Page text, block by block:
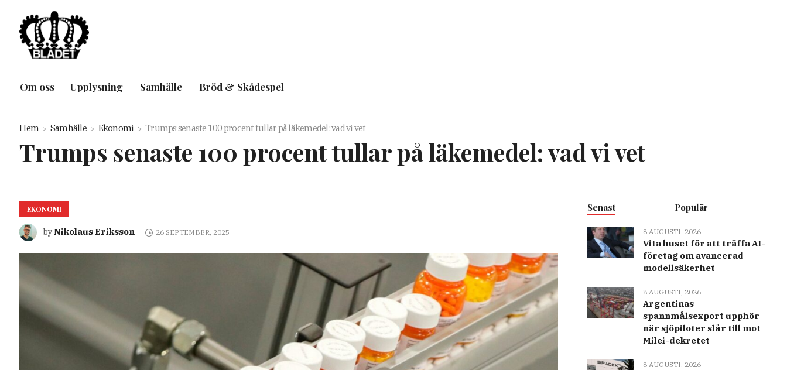
Om oss Upplysning Samhälle Bröd & Skådespel
Hem Samhälle Ekonomi Trumps senaste 100 procent tullar på läkemedel: vad vi vet
Trumps senaste 100 procent tullar på läkemedel: vad vi vet
EKONOMI
byNikolaus Eriksson 26 SEPTEMBER, 2025
Senast Populär
8 AUGUSTI, 2026
Vita huset för att träffa AI-
företag om avancerad
modellsäkerhet
8 AUGUSTI, 2026
Argentinas
spannmålsexport upphör
när sjöpiloter slår till mot
Milei-dekretet
8 AUGUSTI, 2026